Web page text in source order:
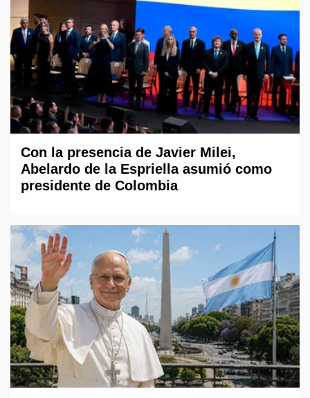
Con la presencia de Javier Milei,
Abelardo de la Espriella asumió como
presidente de Colombia